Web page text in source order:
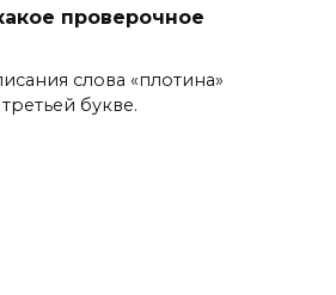
проверочное
слова «плотина»
букве.